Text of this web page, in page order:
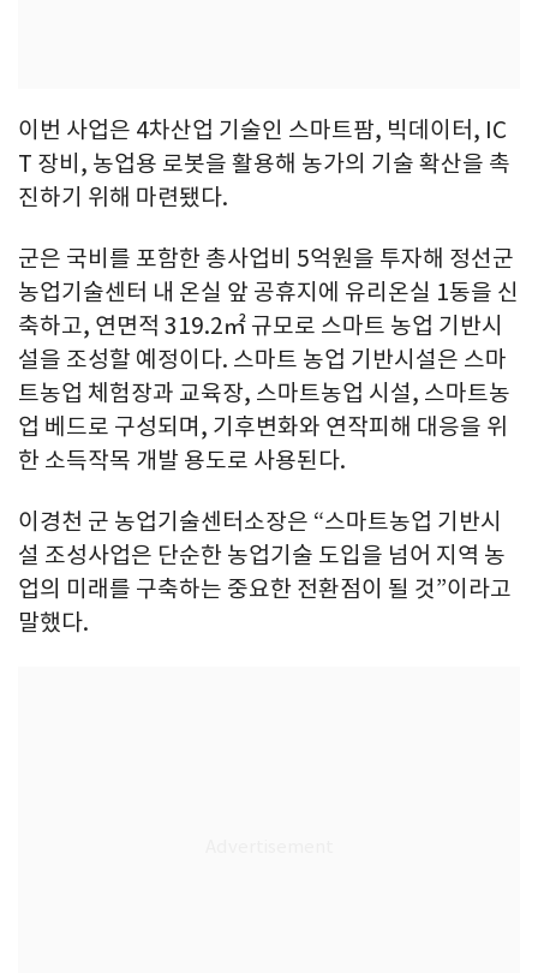
이번 사업은 4차산업 기술인 스마트팜, 빅데이터, IC
T 장비, 농업용 로봇을 활용해 농가의 기술 확산을 촉
진하기 위해 마련됐다.
군은 국비를 포함한 총사업비 5억원을 투자해 정선군
농업기술센터 내 온실 앞 공휴지에 유리온실 1동을 신
축하고, 연면적 319.2㎡ 규모로 스마트 농업 기반시
설을 조성할 예정이다. 스마트 농업 기반시설은 스마
트농업 체험장과 교육장, 스마트농업 시설, 스마트농
업 베드로 구성되며, 기후변화와 연작피해 대응을 위
한 소득작목 개발 용도로 사용된다.
이경천 군 농업기술센터소장은 “스마트농업 기반시
설 조성사업은 단순한 농업기술 도입을 넘어 지역 농
업의 미래를 구축하는 중요한 전환점이 될 것”이라고
말했다.